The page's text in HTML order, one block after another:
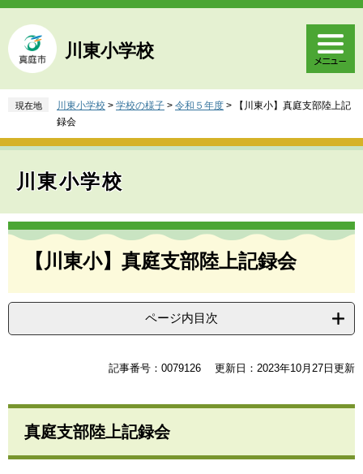
ペ
ジ
の
頭
。
メ
ュ
ー
飛
て
川東小学校
現在地 川東小学校 > 学校の様子 > 令和５年度 >
【川東小】真庭支部陸上記
録会
川東小学校
本
【川東小】真庭支部陸上記録会
ページ内目次
記事番号：0079126 更新日：2023年10月27日更新
真庭支部陸上記録会